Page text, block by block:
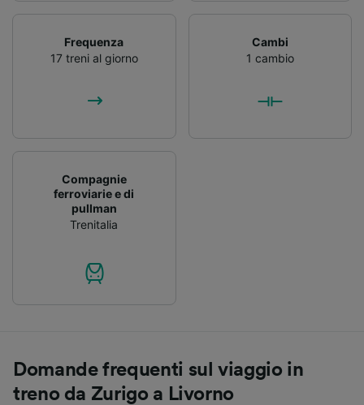
Frequenza
17 treni al giorno
Cambi
1 cambio
Compagnie
ferroviarie e di
pullman
Trenitalia
Domande frequenti sul viaggio in
treno da Zurigo a Livorno